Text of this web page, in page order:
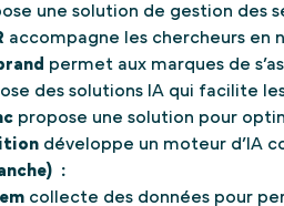
une solution de gestion des
accompagne les chercheurs en
permet aux marques de
des solutions IA qui facilite
propose une solution pour
développe un moteur d’IA
:
collecte des données pour